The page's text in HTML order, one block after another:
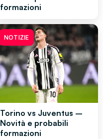
formazioni
NOTIZIE
Torino vs Juventus –
Novità e probabili
formazioni